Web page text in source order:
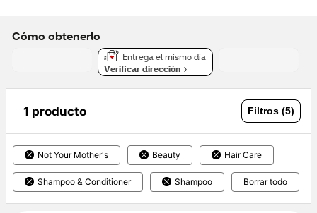
Cómo obtenerlo
Entrega el mismo día
Verificar dirección
1 producto Filtros (5)
Not Your Mother's Beauty Hair Care
Shampoo & Conditioner Shampoo Borrar todo